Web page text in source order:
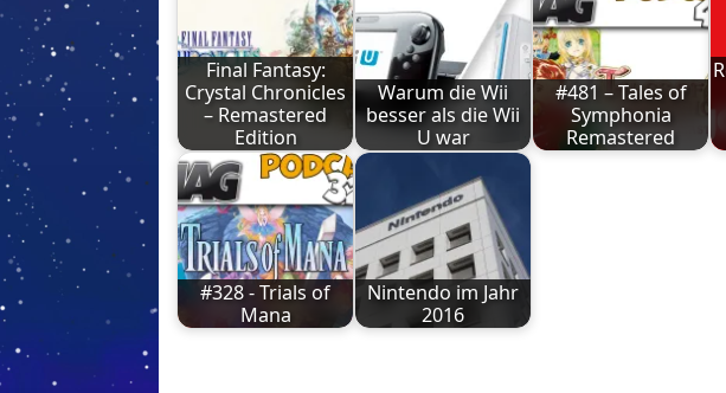
Final Fantasy:
Crystal Chronicles
– Remastered
Edition
Warum die Wii
besser als die Wii
U war
#481 – Tales of
Symphonia
Remastered
#328 - Trials of
Mana
Nintendo im Jahr
2016